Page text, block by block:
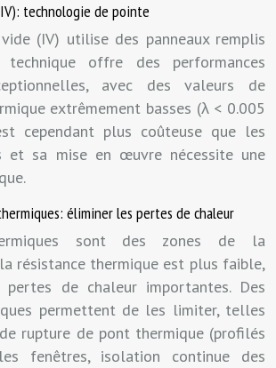
technologie de pointe
(IV) utilise des panneaux remplis
offre des performances
avec des valeurs de
extrêmement basses (λ < 0.005
cependant plus coûteuse que les
et sa mise en œuvre nécessite une
éliminer les pertes de chaleur
sont des zones de la
résistance thermique est plus faible,
pertes de chaleur importantes. Des
permettent de les limiter, telles
rupture de pont thermique (profilés
fenêtres, isolation continue des